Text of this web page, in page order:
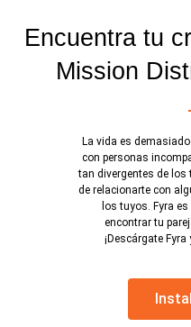
Encuentra tu
Mission
La vida es
con personas
tan divergentes de los
de relacionarte con
los tuyos. Fyra
encontrar tu
¡Descárgate